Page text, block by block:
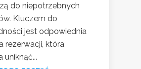
do niepotrzebnych
Kluczem do
jest odpowiednia
rezerwacji, która
uniknąć...